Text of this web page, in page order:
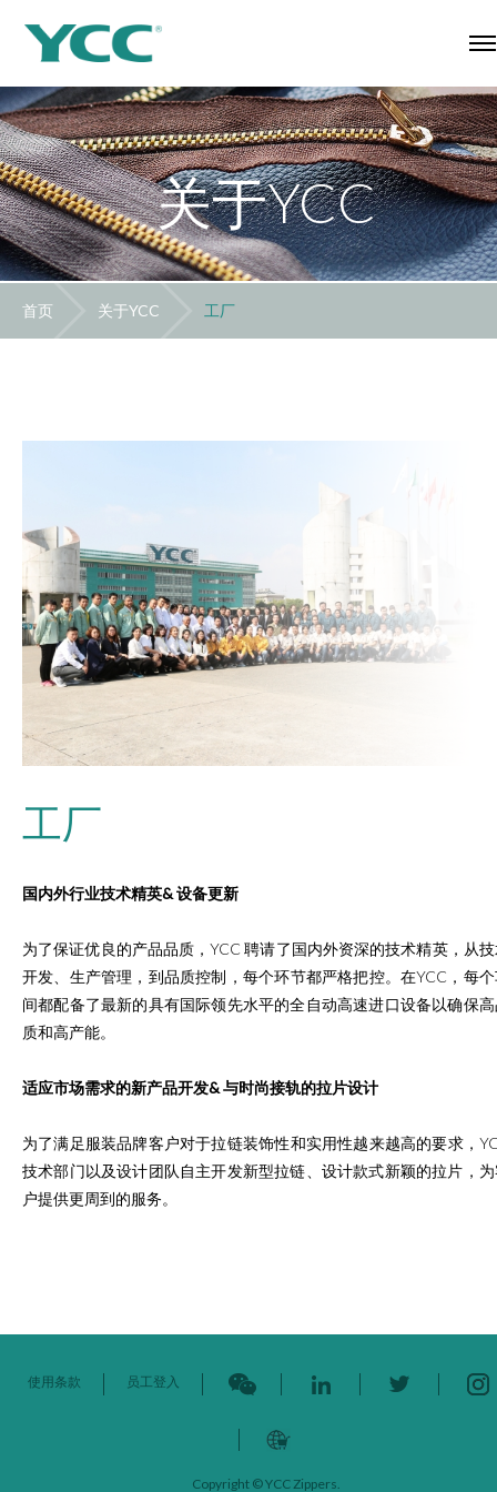
关于YCC
首页 关于YCC 工厂
工厂
国内外行业技术精英& 设备更新
为了保证优良的产品品质，YCC 聘请了国内外资深的技术精英，从
开发、生产管理，到品质控制，每个环节都严格把控。在YCC，每
间都配备了最新的具有国际领先水平的全自动高速进口设备以确保
质和高产能。
适应市场需求的新产品开发& 与时尚接轨的拉片设计
为了满足服装品牌客户对于拉链装饰性和实用性越来越高的要求，
技术部门以及设计团队自主开发新型拉链、设计款式新颖的拉片，
户提供更周到的服务。
使用条款 员工登入
Copyright © YCC Zippers.